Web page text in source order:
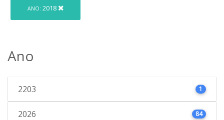
ANO: 2018
Ano
2203 1
2026 84